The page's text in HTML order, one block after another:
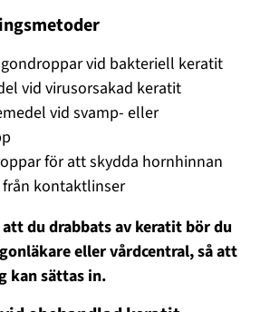
vid bakteriell keratit
vid virusorsakad keratit
vid svamp- eller
för att skydda hornhinnan
kontaktlinser
du drabbats av keratit bör du
eller vårdcentral, så att
kan sättas in.